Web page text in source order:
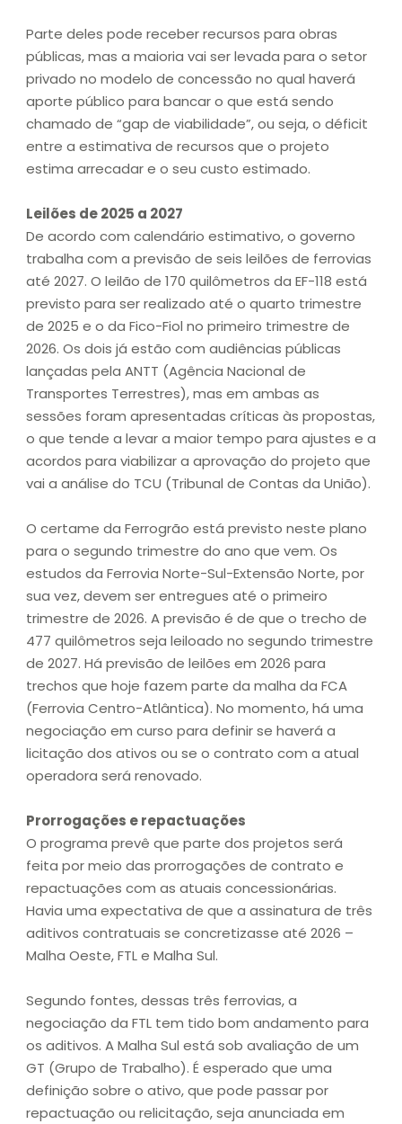
Parte deles pode receber recursos para obras
públicas, mas a maioria vai ser levada para o setor
privado no modelo de concessão no qual haverá
aporte público para bancar o que está sendo
chamado de “gap de viabilidade”, ou seja, o déficit
entre a estimativa de recursos que o projeto
estima arrecadar e o seu custo estimado.
Leilões de 2025 a 2027
De acordo com calendário estimativo, o governo
trabalha com a previsão de seis leilões de ferrovias
até 2027. O leilão de 170 quilômetros da EF-118 está
previsto para ser realizado até o quarto trimestre
de 2025 e o da Fico-Fiol no primeiro trimestre de
2026. Os dois já estão com audiências públicas
lançadas pela ANTT (Agência Nacional de
Transportes Terrestres), mas em ambas as
sessões foram apresentadas críticas às propostas,
o que tende a levar a maior tempo para ajustes e a
acordos para viabilizar a aprovação do projeto que
vai a análise do TCU (Tribunal de Contas da União).
O certame da Ferrogrão está previsto neste plano
para o segundo trimestre do ano que vem. Os
estudos da Ferrovia Norte-Sul-Extensão Norte, por
sua vez, devem ser entregues até o primeiro
trimestre de 2026. A previsão é de que o trecho de
477 quilômetros seja leiloado no segundo trimestre
de 2027. Há previsão de leilões em 2026 para
trechos que hoje fazem parte da malha da FCA
(Ferrovia Centro-Atlântica). No momento, há uma
negociação em curso para definir se haverá a
licitação dos ativos ou se o contrato com a atual
operadora será renovado.
Prorrogações e repactuações
O programa prevê que parte dos projetos será
feita por meio das prorrogações de contrato e
repactuações com as atuais concessionárias.
Havia uma expectativa de que a assinatura de três
aditivos contratuais se concretizasse até 2026 –
Malha Oeste, FTL e Malha Sul.
Segundo fontes, dessas três ferrovias, a
negociação da FTL tem tido bom andamento para
os aditivos. A Malha Sul está sob avaliação de um
GT (Grupo de Trabalho). É esperado que uma
definição sobre o ativo, que pode passar por
repactuação ou relicitação, seja anunciada em